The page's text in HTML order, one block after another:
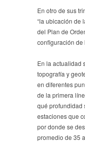
En otro de sus
“la ubicación de
del Plan de
configuración de
En la actualidad
topografía y
en diferentes
de la primera
qué profundidad
estaciones que
por donde se
promedio de 35